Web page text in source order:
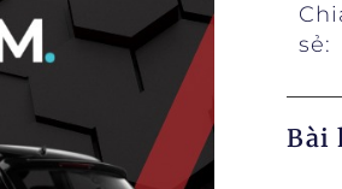
sẻ:
Bài